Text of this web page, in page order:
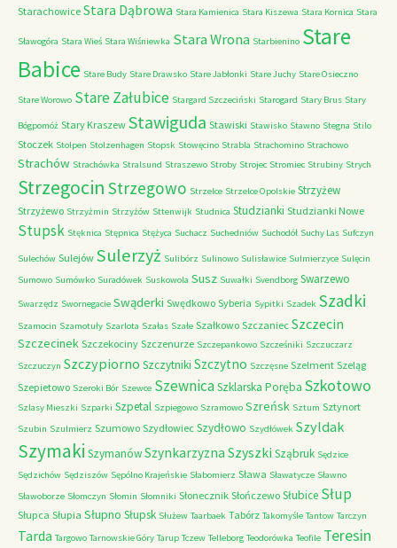
Starachowice Stara Dąbrowa Stara Kamienica Stara Kiszewa Stara Kornica Stara
Sławogóra Stara Wieś Stara Wiśniewka Stara Wrona Starbienino Stare
Babice Stare Budy Stare Drawsko Stare Jabłonki Stare Juchy Stare Osieczno
Stare Worowo Stare Załubice Stargard Szczeciński Starogard Stary Brus Stary
Bógpomóż Stary Kraszew Stawiguda Stawiski Stawisko Stawno Stegna Stilo
Stoczek Stolpen Stolzenhagen Stopsk Stowęcino Strabla Strachomino Strachowo
Strachów Strachówka Stralsund Straszewo Stroby Strojec Stromiec Strubiny Strych
Strzegocin Strzegowo Strzelce Strzelce Opolskie Strzyżew
Strzyżewo Strzyżmin Strzyżów Sttenwijk Studnica Studzianki Studzianki Nowe
Stupsk Stęknica Stępnica Stężyca Suchacz Suchedniów Suchodół Suchy Las Sufczyn
Sulechów Sulejów Sulerzyż Sulibórz Sulinowo Sulisławice Sulmierzyce Sulęcin
Sumowo Sumówko Suradówek Suskowola Susz Suwałki Svendborg Swarzewo
Swarzędz Swornegacie Swąderki Swędkowo Syberia Sypitki Szadek Szadki
Szamocin Szamotuły Szarlota Szałas Szałe Szałkowo Szczaniec Szczecin
Szczecinek Szczekociny Szczenurze Szczepankowo Szcześniki Szczuczarz
Szczuczyn Szczypiorno Szczytniki Szczytno Szczęsne Szelment Szeląg
Szepietowo Szeroki Bór Szewce SzewnicaSzklarska Poręba Szkotowo
Szlasy Mieszki Szparki Szpetal Szpiegowo Szramowo Szreńsk Sztum Sztynort
Szubin Szulmierz Szumowo Szydłowiec Szydłowo Szydłówek Szyldak
Szymaki SzymanówSzynkarzyzna Szyszki Sząbruk Sędzice
Sędzichów Sędziszów Sępólno Krajeńskie Słabomierz Sława Sławatycze Sławno
Sławoborze Słomczyn Słomin Słomniki Słonecznik Słończewo Słubice Słup
Słupca Słupia Słupno Słupsk Służew Taarbaek Tabórz Takomyśle Tantow Tarczyn
Tarda Targowo Tarnowskie Góry Tarup Tczew Telleborg Teodorówka Teofile Teresin